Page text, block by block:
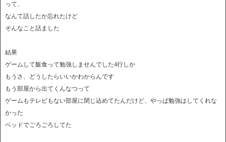
って、
なんて話したか忘れたけど
そんなこと話ました
結果
ゲームして飯食って勉強しませんでした4行しか
もうさ、どうしたらいいかわからんです
もう部屋から出てくんなつって
ゲームもテレビもない部屋に閉じ込めてたんだけど、やっぱ勉強はしてくれな
かった
ベッドでごろごろしてた